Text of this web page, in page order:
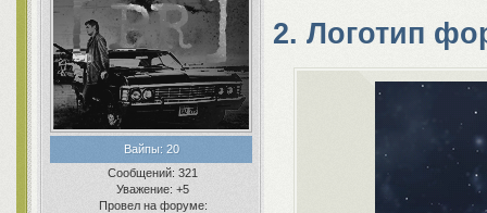
Вайпы:20
Сообщений: 321
Уважение: +5
Провел на форуме:
2. Логотип